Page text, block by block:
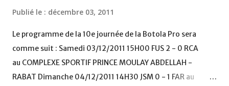
Publié le : décembre 03, 2011
Le programme de la 10e journée de la Botola Pro sera
comme suit : Samedi 03/12/2011 15H00 FUS 2 - 0 RCA
au COMPLEXE SPORTIF PRINCE MOULAY ABDELLAH -
RABAT Dimanche 04/12/2011 14H30 JSM 0 - 1 FAR au